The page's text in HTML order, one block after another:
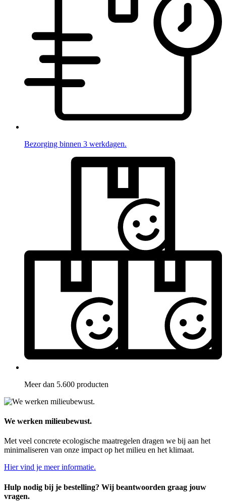
Bezorging binnen 3 werkdagen.
Meer dan 5.600 producten
We werken milieubewust.
Met veel concrete ecologische maatregelen dragen we bij aan het
minimaliseren van onze impact op het milieu en het klimaat.
Hier vind je meer informatie.
Hulp nodig bij je bestelling? Wij beantwoorden graag jouw
vragen.